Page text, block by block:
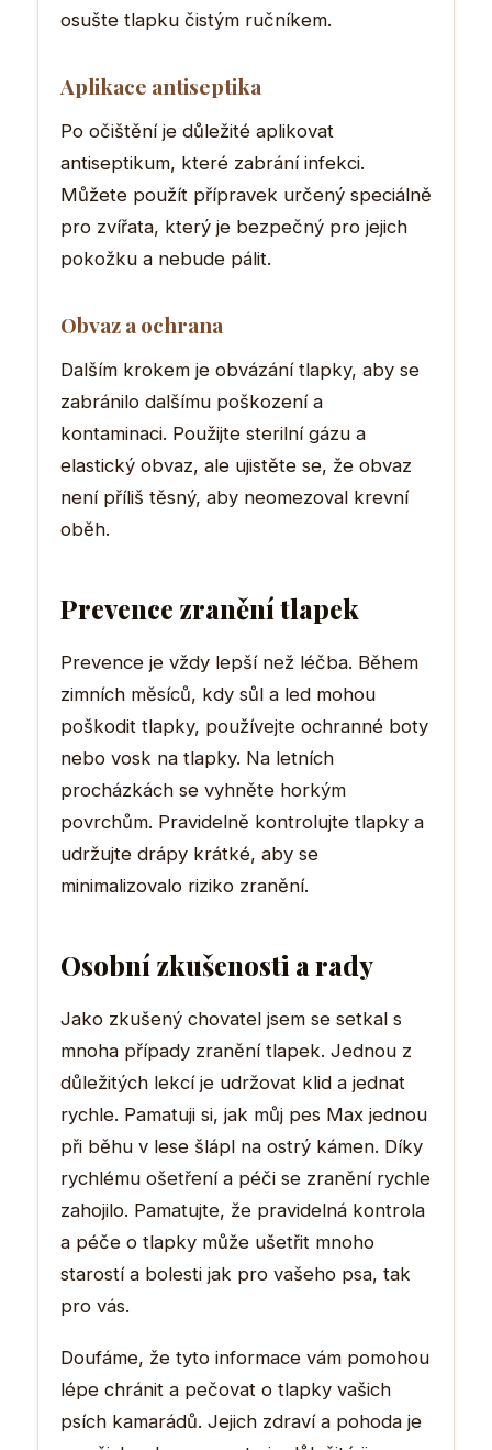
osušte tlapku čistým ručníkem.
Aplikace antiseptika
Po očištění je důležité aplikovat
antiseptikum, které zabrání infekci.
Můžete použít přípravek určený speciálně
pro zvířata, který je bezpečný pro jejich
pokožku a nebude pálit.
Obvaz a ochrana
Dalším krokem je obvázání tlapky, aby se
zabránilo dalšímu poškození a
kontaminaci. Použijte sterilní gázu a
elastický obvaz, ale ujistěte se, že obvaz
není příliš těsný, aby neomezoval krevní
oběh.
Prevence zranění tlapek
Prevence je vždy lepší než léčba. Během
zimních měsíců, kdy sůl a led mohou
poškodit tlapky, používejte ochranné boty
nebo vosk na tlapky. Na letních
procházkách se vyhněte horkým
povrchům. Pravidelně kontrolujte tlapky a
udržujte drápy krátké, aby se
minimalizovalo riziko zranění.
Osobní zkušenosti a rady
Jako zkušený chovatel jsem se setkal s
mnoha případy zranění tlapek. Jednou z
důležitých lekcí je udržovat klid a jednat
rychle. Pamatuji si, jak můj pes Max jednou
při běhu v lese šlápl na ostrý kámen. Díky
rychlému ošetření a péči se zranění rychle
zahojilo. Pamatujte, že pravidelná kontrola
a péče o tlapky může ušetřit mnoho
starostí a bolesti jak pro vašeho psa, tak
pro vás.
Doufáme, že tyto informace vám pomohou
lépe chránit a pečovat o tlapky vašich
psích kamarádů. Jejich zdraví a pohoda je